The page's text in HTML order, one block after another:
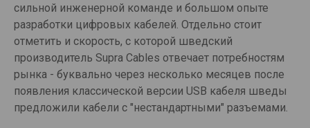
сильной инженерной команде и большом опыте
разработки цифровых кабелей. Отдельно стоит
отметить и скорость, с которой шведский
производитель Supra Cables отвечает потребностям
рынка - буквально через несколько месяцев после
появления классической версии USB кабеля шведы
предложили кабели с "нестандартными" разъемами.